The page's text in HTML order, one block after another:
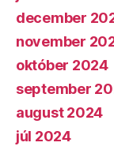
december
november
október 2024
september
august 2024
júl 2024